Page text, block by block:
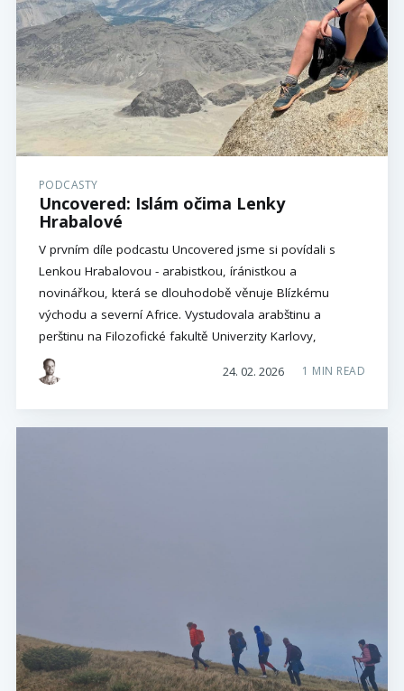
PODCASTY
Uncovered: Islám očima Lenky
Hrabalové
V prvním díle podcastu Uncovered jsme si povídali s
Lenkou Hrabalovou - arabistkou, íránistkou a
novinářkou, která se dlouhodobě věnuje Blízkému
východu a severní Africe. Vystudovala arabštinu a
perštinu na Filozofické fakultě Univerzity Karlovy,
24. 02. 2026 1 MIN READ